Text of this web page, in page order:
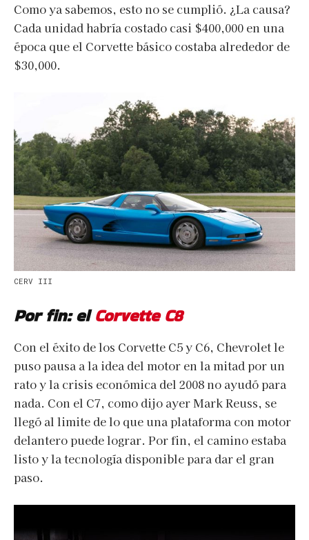
Como ya sabemos, esto no se cumplió. ¿La causa?
Cada unidad habría costado casi $400,000 en una
época que el Corvette básico costaba alrededor de
$30,000.
CERV III
Por fin: elCorvette C8
Con el éxito de los Corvette C5 y C6, Chevrolet le
puso pausa a la idea del motor en la mitad por un
rato y la crisis económica del 2008 no ayudó para
nada. Con el C7, como dijo ayer Mark Reuss, se
llegó al limite de lo que una plataforma con motor
delantero puede lograr. Por fin, el camino estaba
listo y la tecnología disponible para dar el gran
paso.